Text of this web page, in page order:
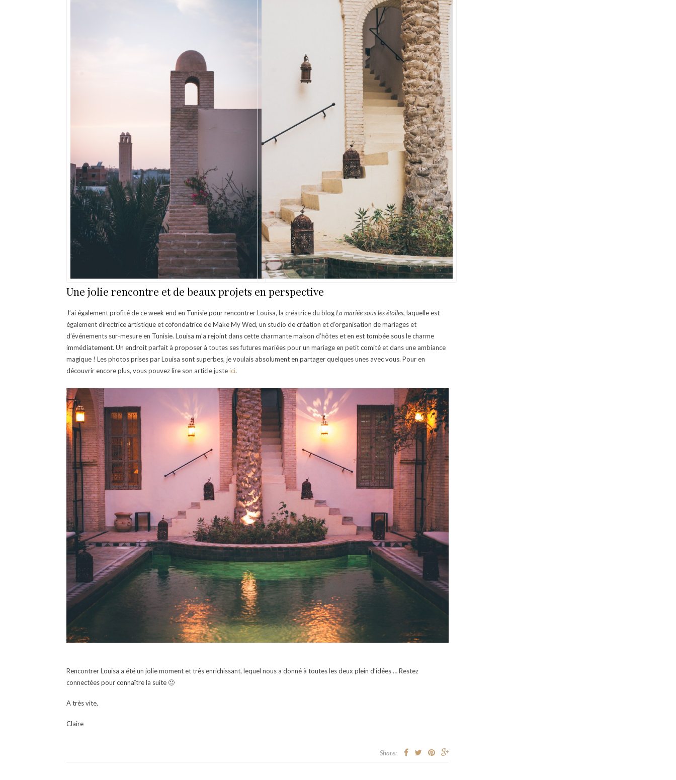
Une jolie rencontre et de beaux projets en perspective
J’ai également profité de ce week end en Tunisie pour rencontrer Louisa, la créatrice du blogLa mariée sous les étoiles, laquelleest
également directrice artistique et cofondatrice de Make My Wed, un studio de création et d’organisation de mariages et
d’événements sur-mesure en Tunisie. Louisa m’a rejoint dans cette charmante maison d’hôtes et en est tombée sous le charme
immédiatement. Un endroit parfait à proposer à toutes ses futures mariées pour un mariage en petit comité et dans une ambiance
magique ! Les photos prises par Louisa sont superbes, je voulais absolument en partager quelques unes avec vous. Pour en
découvrir encore plus, vous pouvez lire son article justeici.
Rencontrer Louisa a été un jolie moment et très enrichissant, lequel nous a donné à toutes les deux plein d’idées … Restez
connectées pour connaître la suite 🙂
A très vite,
Claire
Share: